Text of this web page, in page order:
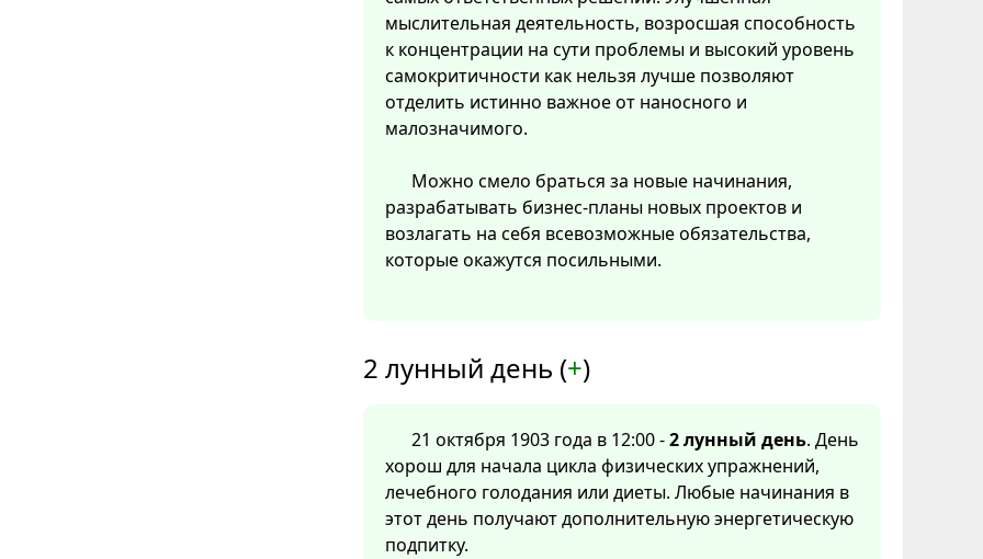
мыслительная деятельность, возросшая способность
к концентрации на сути проблемы и высокий уровень
самокритичности как нельзя лучше позволяют
отделить истинно важное от наносного и
малозначимого.
Можно смело браться за новые начинания,
разрабатывать бизнес-планы новых проектов и
возлагать на себя всевозможные обязательства,
которые окажутся посильными.
2 лунный день (+)
21 октября 1903 года в 12:00 -2 лунный день. День
хорош для начала цикла физических упражнений,
лечебного голодания или диеты. Любые начинания в
этот день получают дополнительную энергетическую
подпитку.